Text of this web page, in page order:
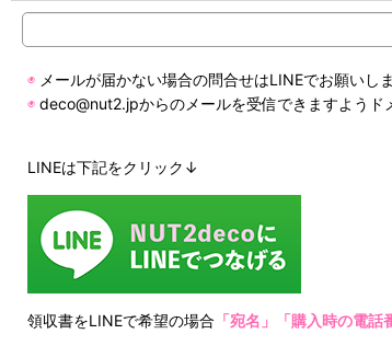
◉ メールが届かない場合の問合せはLINEでお願いし
◉ deco@nut2.jpからのメールを受信できますようド
LINEは下記をクリック↓
領収書をLINEで希望の場合 「宛名」「購入時の電話